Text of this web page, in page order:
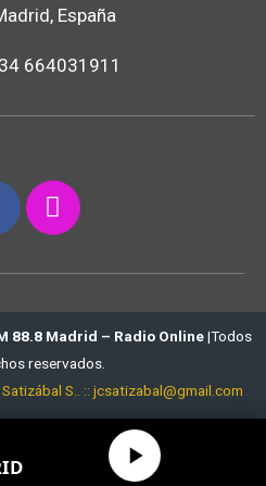
España
664031911
88.8 Madrid – Radio Online|Todos
reservados.
S.. :: jcsatizabal@gmail.com